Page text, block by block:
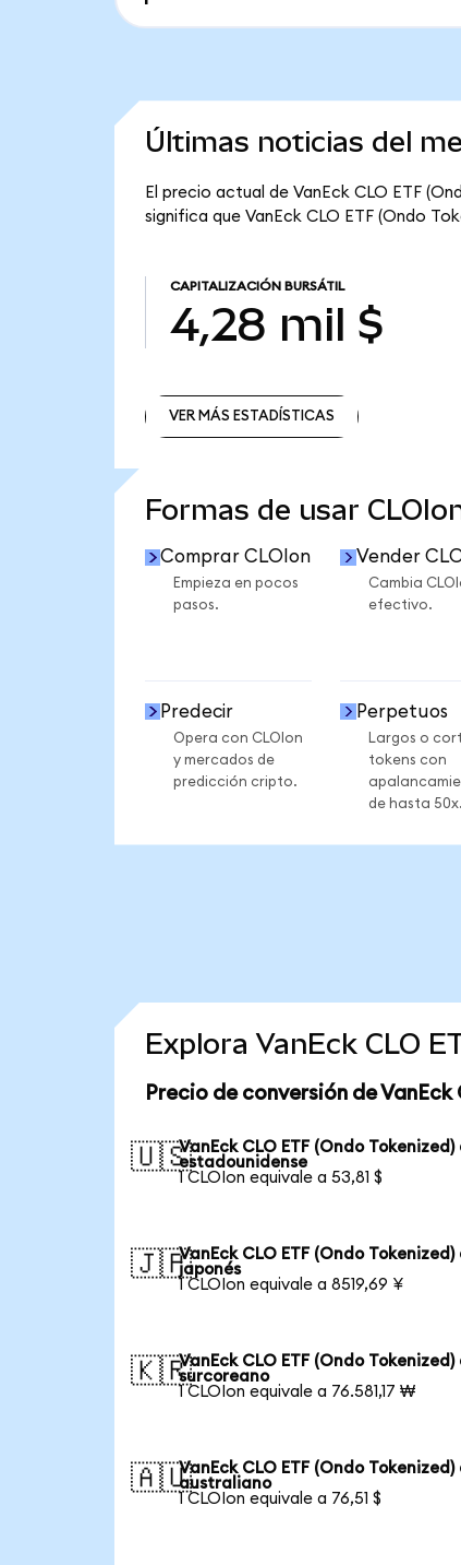
Últimas noticias del
El precio actual de VanEck CLO ETF
significa que VanEck CLO ETF (Ondo
CAPITALIZACIÓN BURSÁTIL
4,28 mil $
VER MÁS ESTADÍSTICAS
Formas de usar
Comprar CLOIon
Empieza en pocos
pasos.
Vender
Cambia
efectivo.
Predecir
Opera con CLOIon
y mercados de
predicción cripto.
Perpetuos
Largos o
tokens con
de hasta 50x.
Explora VanEck CLO
Precio de conversión de VanEck
🇺🇸VanEck CLO ETF (Ondo Tokenized)
estadounidense
1 CLOIon equivale a 53,81 $
🇯🇵VanEck CLO ETF (Ondo Tokenized)
japonés
1 CLOIon equivale a 8519,69 ¥
🇰🇷VanEck CLO ETF (Ondo Tokenized)
surcoreano
1 CLOIon equivale a 76.581,17 ₩
🇦🇺VanEck CLO ETF (Ondo Tokenized)
australiano
1 CLOIon equivale a 76,51 $